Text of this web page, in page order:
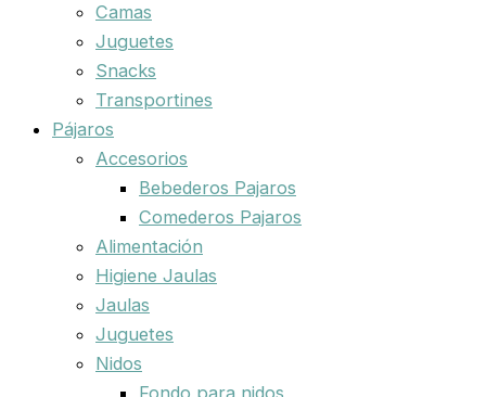
Camas
Juguetes
Snacks
Transportines
Pájaros
Accesorios
Bebederos Pajaros
Comederos Pajaros
Alimentación
Higiene Jaulas
Jaulas
Juguetes
Nidos